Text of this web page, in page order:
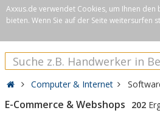
Axxus.de verwendet Cookies, um Ihnen den
bieten. Wenn Sie auf der Seite weitersurfen
Computer & Internet
E-Commerce & Webshops 202